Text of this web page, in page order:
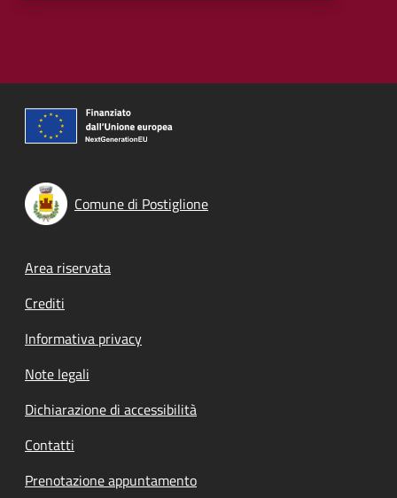
Comune di Postiglione
Footer menu
Area riservata
Crediti
Informativa privacy
Note legali
Dichiarazione di accessibilità
Contatti
Prenotazione appuntamento